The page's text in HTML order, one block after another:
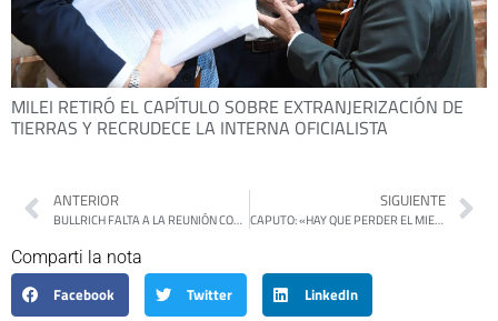
MILEI RETIRÓ EL CAPÍTULO SOBRE EXTRANJERIZACIÓN DE
TIERRAS Y RECRUDECE LA INTERNA OFICIALISTA
ANTERIOR
BULLRICH FALTA A LA REUNIÓN CONVOCADA POR ADORNI Y CRECEN LAS TENSIONES EN LA DERECHA
SIGUIENTE
CAPUTO: «HAY QUE PERDER EL MIEDO A QUE TE VAYA MAL»
Comparti la nota
Facebook
Twitter LinkedIn